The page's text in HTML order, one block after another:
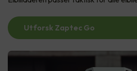
Utforsk Zaptec Go